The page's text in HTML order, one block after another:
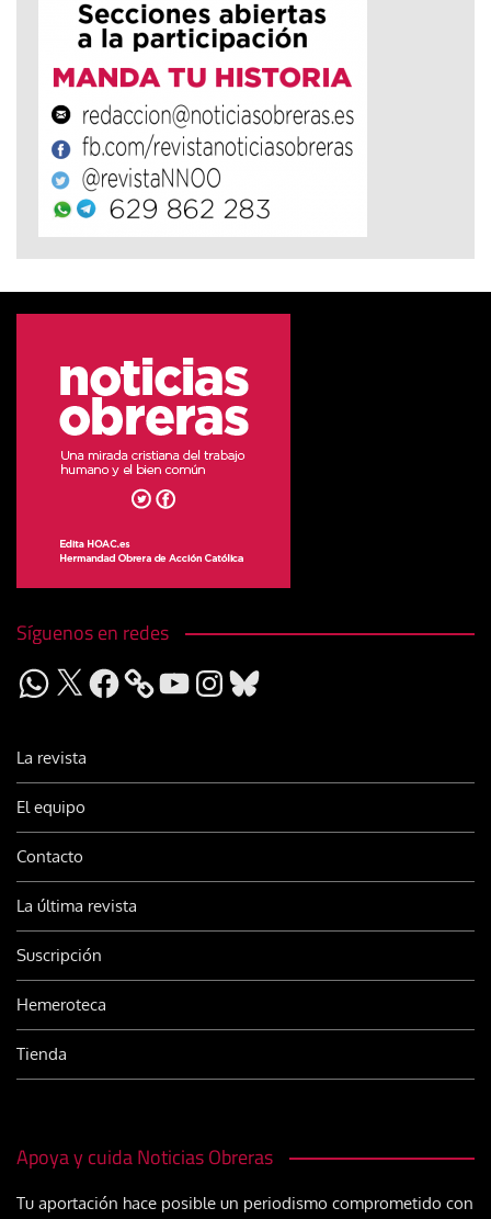
Síguenos en redes
WhatsApp
X Facebook YouTubeInstagram
Bluesky
La revista
El equipo
Contacto
La última revista
Suscripción
Hemeroteca
Tienda
Apoya y cuida Noticias Obreras
Tu aportación hace posible un periodismo comprometido con